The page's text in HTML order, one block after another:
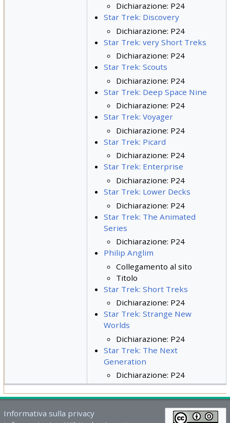
Dichiarazione: P24
Star Trek: Discovery
Dichiarazione: P24
Star Trek: very Short Treks
Dichiarazione: P24
Star Trek: Scouts
Dichiarazione: P24
Star Trek: Deep Space Nine
Dichiarazione: P24
Star Trek: Voyager
Dichiarazione: P24
Star Trek: Picard
Dichiarazione: P24
Star Trek: Enterprise
Dichiarazione: P24
Star Trek: Lower Decks
Dichiarazione: P24
Star Trek: The Animated
Series
Dichiarazione: P24
Philip Anglim
Collegamento al sito
Titolo
Star Trek: Short Treks
Dichiarazione: P24
Star Trek: Strange New
Worlds
Dichiarazione: P24
Star Trek: The Next
Generation
Dichiarazione: P24
Informativa sulla privacy